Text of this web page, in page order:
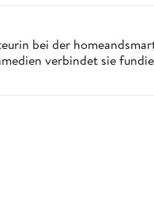
bei der
verbindet sie